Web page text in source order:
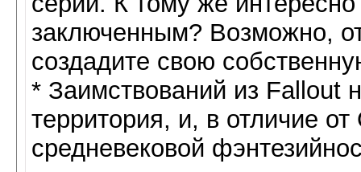
заключенным? Возможно,
создадите свою
* Заимствований из
территория, и, в отличие
средневековой